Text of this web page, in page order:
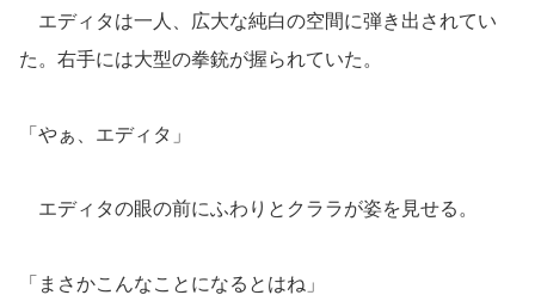
エディタは一人、広大な純白の空間に弾き出されてい
た。右手には大型の拳銃が握られていた。
「やぁ、エディタ」
エディタの眼の前にふわりとクララが姿を見せる。
「まさかこんなことになるとはね」